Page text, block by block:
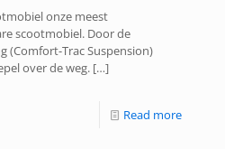
onze meest
scootmobiel. Door de
(Comfort-Trac Suspension)
over de weg. […]
Read more